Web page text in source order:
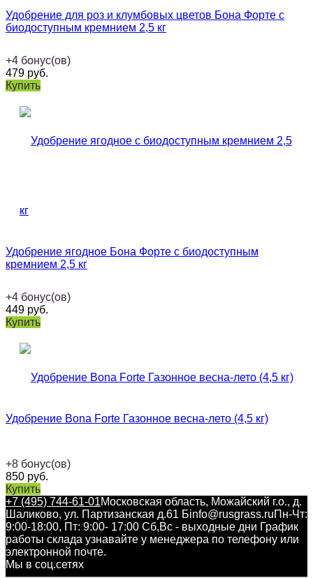
Удобрение для роз и клумбовых цветов Бона Форте с
биодоступным кремнием 2,5 кг
+4 бонус(ов)
479 руб.
Купить
Удобрение ягодное Бона Форте с биодоступным
кремнием 2,5 кг
+4 бонус(ов)
449 руб.
Купить
Удобрение Bona Forte Газонное весна-лето (4,5 кг)
+8 бонус(ов)
850 руб.
Купить
+7 (495) 744-61-01Московская область, Можайский г.о., д.
Шаликово, ул. Партизанская д.61 Бinfo@rusgrass.ruПн-Чт:
9:00-18:00, Пт: 9:00- 17:00 Сб,Вс - выходные дни График
работы склада узнавайте у менеджера по телефону или
электронной почте.
Мы в соц.сетях